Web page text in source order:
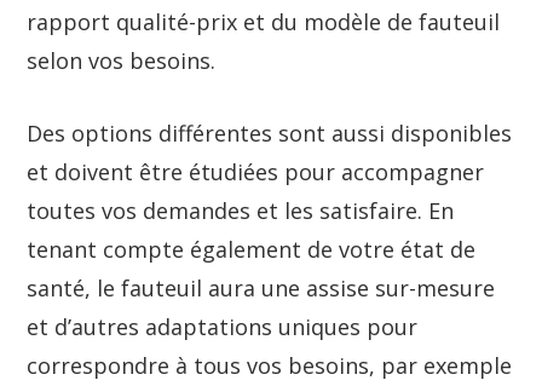
rapport qualité-prix et du modèle de fauteuil
selon vos besoins.
Des options différentes sont aussi disponibles
et doivent être étudiées pour accompagner
toutes vos demandes et les satisfaire. En
tenant compte également de votre état de
santé, le fauteuil aura une assise sur-mesure
et d’autres adaptations uniques pour
correspondre à tous vos besoins, par exemple